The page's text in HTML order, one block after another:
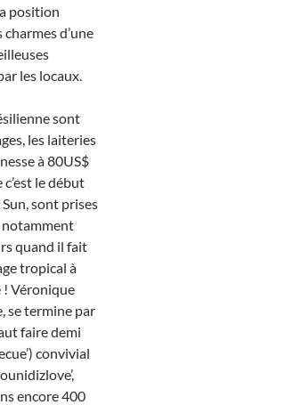
position
d’une
les locaux.
sont
les laiteries
à 80US$
le début
Sun, sont prises
notamment
quand il fait
tropical à
! Véronique
se termine par
faire demi
convivial
encore 400